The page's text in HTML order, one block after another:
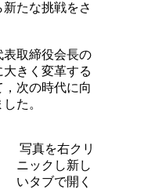
たな挑戦をさ
取締役会長の
きく変革する
次の時代に向
た。
写真を右クリ
ニックし新し
いタブで開く